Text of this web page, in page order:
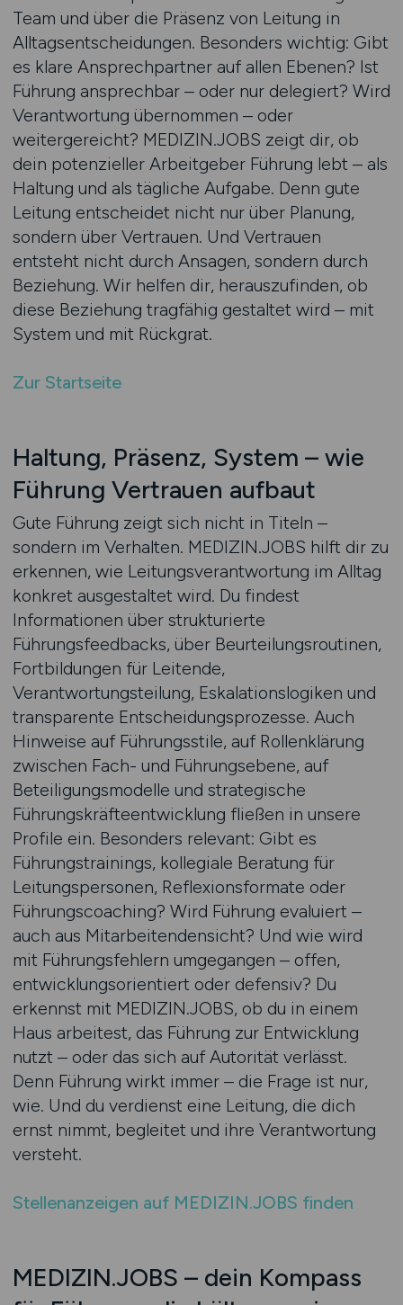
Team und über die Präsenz von Leitung in
Alltagsentscheidungen. Besonders wichtig: Gibt
es klare Ansprechpartner auf allen Ebenen? Ist
Führung ansprechbar – oder nur delegiert? Wird
Verantwortung übernommen – oder
weitergereicht? MEDIZIN.JOBS zeigt dir, ob
dein potenzieller Arbeitgeber Führung lebt – als
Haltung und als tägliche Aufgabe. Denn gute
Leitung entscheidet nicht nur über Planung,
sondern über Vertrauen. Und Vertrauen
entsteht nicht durch Ansagen, sondern durch
Beziehung. Wir helfen dir, herauszufinden, ob
diese Beziehung tragfähig gestaltet wird – mit
System und mit Rückgrat.
Zur Startseite
Haltung, Präsenz, System – wie
Führung Vertrauen aufbaut
Gute Führung zeigt sich nicht in Titeln –
sondern im Verhalten. MEDIZIN.JOBS hilft dir zu
erkennen, wie Leitungsverantwortung im Alltag
konkret ausgestaltet wird. Du findest
Informationen über strukturierte
Führungsfeedbacks, über Beurteilungsroutinen,
Fortbildungen für Leitende,
Verantwortungsteilung, Eskalationslogiken und
transparente Entscheidungsprozesse. Auch
Hinweise auf Führungsstile, auf Rollenklärung
zwischen Fach- und Führungsebene, auf
Beteiligungsmodelle und strategische
Führungskräfteentwicklung fließen in unsere
Profile ein. Besonders relevant: Gibt es
Führungstrainings, kollegiale Beratung für
Leitungspersonen, Reflexionsformate oder
Führungscoaching? Wird Führung evaluiert –
auch aus Mitarbeitendensicht? Und wie wird
mit Führungsfehlern umgegangen – offen,
entwicklungsorientiert oder defensiv? Du
erkennst mit MEDIZIN.JOBS, ob du in einem
Haus arbeitest, das Führung zur Entwicklung
nutzt – oder das sich auf Autorität verlässt.
Denn Führung wirkt immer – die Frage ist nur,
wie. Und du verdienst eine Leitung, die dich
ernst nimmt, begleitet und ihre Verantwortung
versteht.
Stellenanzeigen auf MEDIZIN.JOBS finden
MEDIZIN.JOBS – dein Kompass